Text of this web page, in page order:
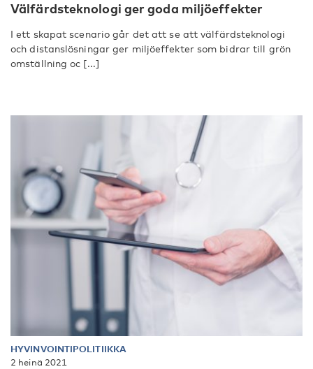
Välfärdsteknologi ger goda miljöeffekter
I ett skapat scenario går det att se att välfärdsteknologi
och distanslösningar ger miljöeffekter som bidrar till grön
omställning oc [...]
HYVINVOINTIPOLITIIKKA
2 heinä 2021